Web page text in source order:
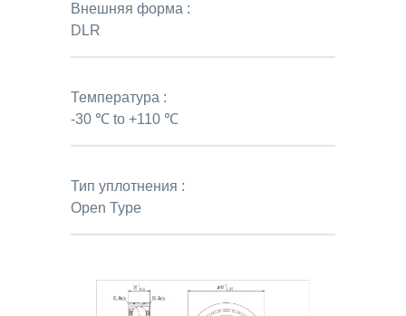
Внешняя форма :
DLR
Температура :
-30 ℃ to +110 ℃
Тип уплотнения :
Open Type